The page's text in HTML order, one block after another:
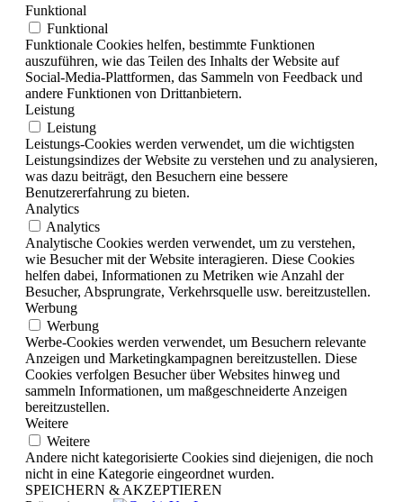
Funktional
Funktional
Funktionale Cookies helfen, bestimmte Funktionen
auszuführen, wie das Teilen des Inhalts der Website auf
Social-Media-Plattformen, das Sammeln von Feedback und
andere Funktionen von Drittanbietern.
Leistung
Leistung
Leistungs-Cookies werden verwendet, um die wichtigsten
Leistungsindizes der Website zu verstehen und zu analysieren,
was dazu beiträgt, den Besuchern eine bessere
Benutzererfahrung zu bieten.
Analytics
Analytics
Analytische Cookies werden verwendet, um zu verstehen,
wie Besucher mit der Website interagieren. Diese Cookies
helfen dabei, Informationen zu Metriken wie Anzahl der
Besucher, Absprungrate, Verkehrsquelle usw. bereitzustellen.
Werbung
Werbung
Werbe-Cookies werden verwendet, um Besuchern relevante
Anzeigen und Marketingkampagnen bereitzustellen. Diese
Cookies verfolgen Besucher über Websites hinweg und
sammeln Informationen, um maßgeschneiderte Anzeigen
bereitzustellen.
Weitere
Weitere
Andere nicht kategorisierte Cookies sind diejenigen, die noch
nicht in eine Kategorie eingeordnet wurden.
SPEICHERN & AKZEPTIEREN